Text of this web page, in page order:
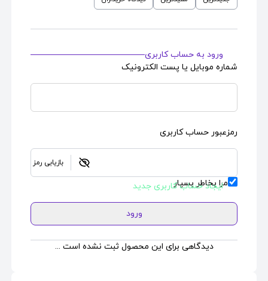
ورود به حساب کاربری
شماره موبایل یا پست الکترونیک
رمزعبور حساب کاربری
بازیابی رمز
مرا بخاطر بسپار
ایجاد حساب کاربری جدید
ورود
دیدگاهی برای این محصول ثبت نشده است ...